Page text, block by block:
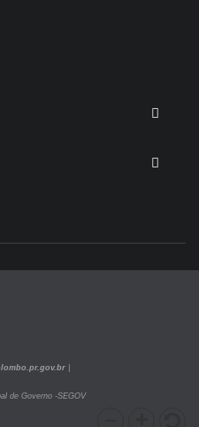
de Governo -SEGOV